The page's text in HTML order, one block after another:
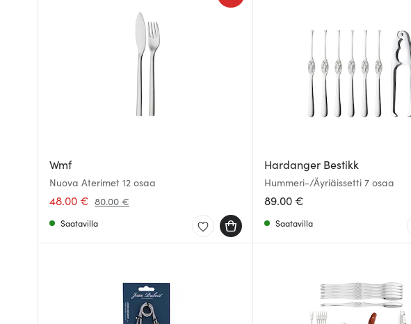
Wmf
Nuova Aterimet 12 osaa
48.00 € 80.00 €
Saatavilla
Hardanger Bestikk
Hummeri-/Äyriäissetti 7 osaa
89.00 €
Saatavilla